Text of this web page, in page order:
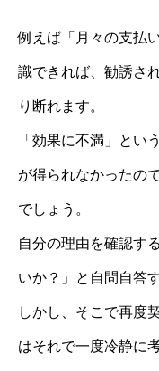
例えば「月々の支払
識できれば、勧誘さ
り断れます。
「効果に不満」とい
が得られなかったの
でしょう。
自分の理由を確認す
いか？」と自問自答
しかし、そこで再度
はそれで一度冷静に